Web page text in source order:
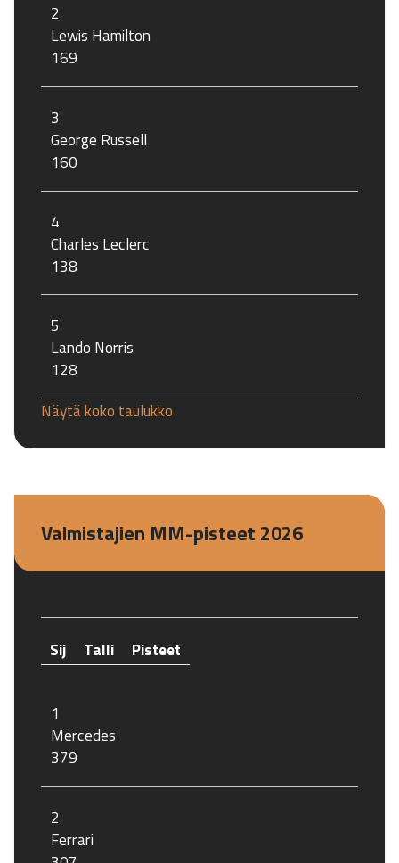
2
Lewis Hamilton
169
3
George Russell
160
4
Charles Leclerc
138
5
Lando Norris
128
Näytä koko taulukko
Valmistajien MM-pisteet 2026
Sij Talli Pisteet
1
Mercedes
379
2
Ferrari